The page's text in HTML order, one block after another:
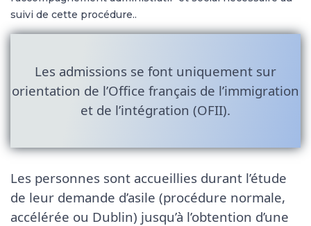
suivi de cette procédure..
Les admissions se font uniquement sur
orientation de l’Office français de l’immigration
et de l’intégration (OFII).
Les personnes sont accueillies durant l’étude
de leur demande d’asile (procédure normale,
accélérée ou Dublin) jusqu’à l’obtention d’une